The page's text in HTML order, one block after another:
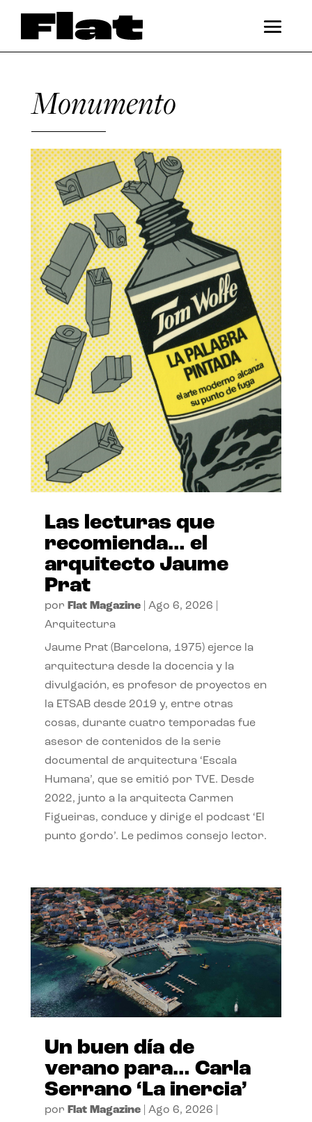
Monumento
Las lecturas que
recomienda… el
arquitecto Jaume
Prat
por Flat Magazine| Ago 6, 2026
Arquitectura
Jaume Prat (Barcelona, 1975) ejerce la
arquitectura desde la docencia y la
divulgación, es profesor de proyectos en
la ETSAB desde 2019 y, entre otras
cosas, durante cuatro temporadas fue
asesor de contenidos de la serie
documental de arquitectura ‘Escala
Humana’, que se emitió por TVE. Desde
2022, junto a la arquitecta Carmen
Figueiras, conduce y dirige el podcast ‘El
punto gordo’. Le pedimos consejo lector.
Un buen día de
verano para… Carla
Serrano ‘La inercia’
por Flat Magazine| Ago 6, 2026